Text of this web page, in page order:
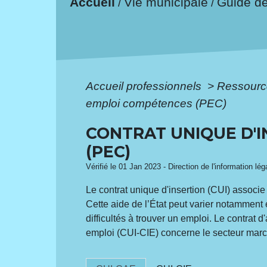
/ /
Accueil professionnels >
emploi compétences (PEC)
CONTRAT UNIQUE
(PEC)
Vérifié le 01 Jan 2023 - Direction de l'information
Le contrat unique d'insertion (CUI)
Cette aide de l’État peut varier
difficultés à trouver un emploi. Le contrat
emploi (CUI-CIE) concerne le secteur